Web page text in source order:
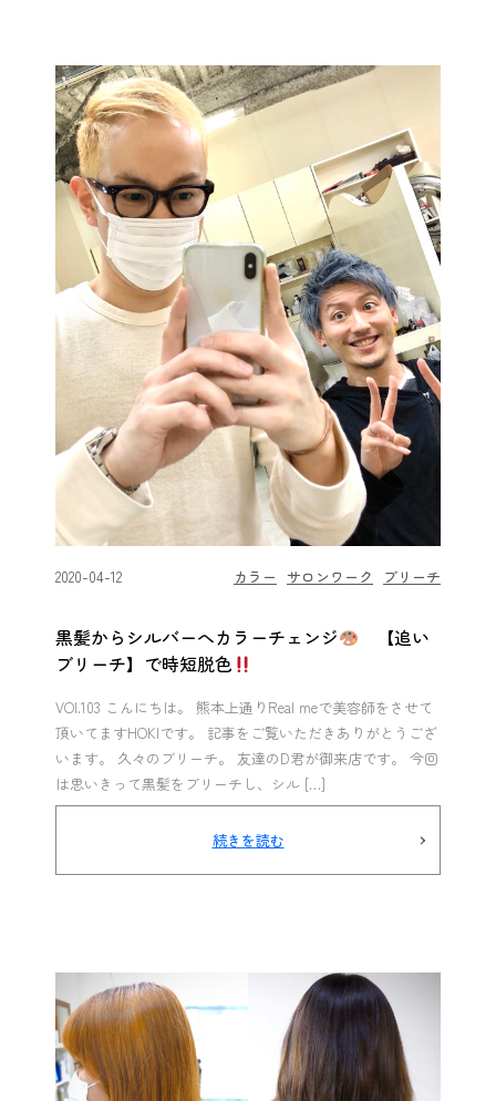
2020-04-12 カラー サロンワーク ブリーチ
黒髪からシルバーへカラーチェンジ
【追い
ブリーチ】で時短脱色
VOl.103 こんにちは。 熊本上通りReal meで美容師をさせて
頂いてますHOKIです。 記事をご覧いただきありがとうござ
います。 久々のブリーチ。 友達のD君が御来店です。 今回
は思いきって黒髪をブリーチし、シル […]
続きを読む